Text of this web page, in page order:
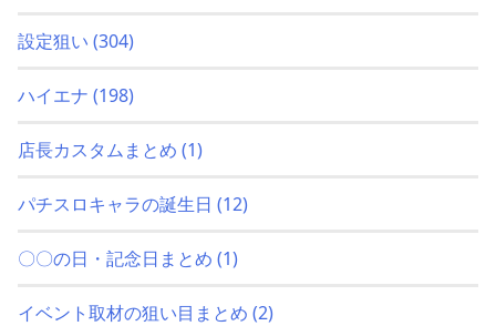
設定狙い (304)
ハイエナ (198)
店長カスタムまとめ (1)
パチスロキャラの誕生日 (12)
〇〇の日・記念日まとめ (1)
イベント取材の狙い目まとめ (2)